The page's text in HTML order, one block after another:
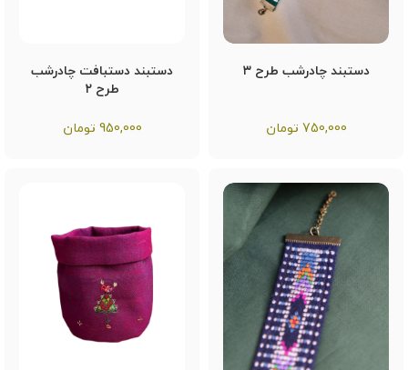
دستبند چادرشب طرح ۳
750,000 تومان
دستبند دستبافت چادرشب
طرح ۲
950,000 تومان